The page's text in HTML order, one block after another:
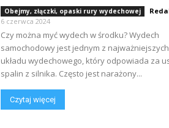
Obejmy, złączki, opaski rury wydechowej
6 czerwca 2024
Czy można myć wydech w środku? Wydech
samochodowy jest jednym z
układu wydechowego, który odpowiada za
spalin z silnika. Często jest narażony...
Czytaj więcej